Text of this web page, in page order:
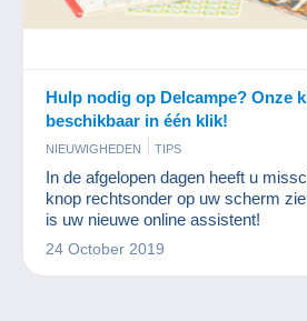
Hulp nodig op Delcampe? Onze
beschikbaar in één klik!
NIEUWIGHEDEN TIPS
In de afgelopen dagen heeft u
knop rechtsonder op uw scherm
is uw nieuwe online assistent!
24 October 2019